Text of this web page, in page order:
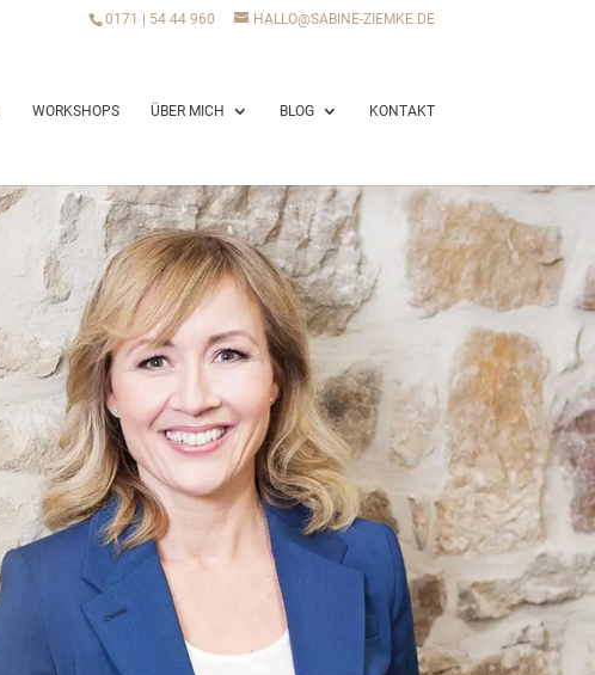
0171 | 54 44 960 HALLO@SABINE-ZIEMKE.DE
WORKSHOPS ÜBER MICH BLOG KONTAKT